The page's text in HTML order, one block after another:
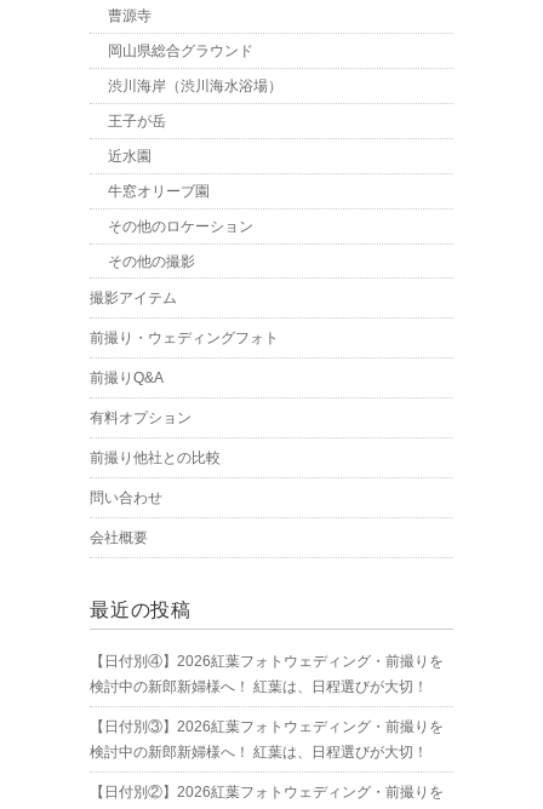
曹源寺
岡山県総合グラウンド
渋川海岸（渋川海水浴場）
王子が岳
近水園
牛窓オリーブ園
その他のロケーション
その他の撮影
撮影アイテム
前撮り・ウェディングフォト
前撮りQ&A
有料オプション
前撮り他社との比較
問い合わせ
会社概要
最近の投稿
【日付別④】2026紅葉フォトウェディング・前撮りを
検討中の新郎新婦様へ！ 紅葉は、日程選びが大切！
【日付別③】2026紅葉フォトウェディング・前撮りを
検討中の新郎新婦様へ！ 紅葉は、日程選びが大切！
【日付別②】2026紅葉フォトウェディング・前撮りを